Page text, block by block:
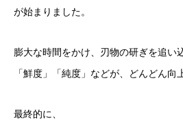
が始まりました。
膨大な時間をかけ、刃物の研ぎを追い
「鮮度」「純度」などが、どんどん向
最終的に、